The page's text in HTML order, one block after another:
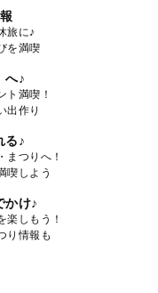
旅に♪
を満喫
へ♪
ト満喫！
出作り
る♪
まつりへ！
喫しよう
かけ♪
楽しもう！
り情報も